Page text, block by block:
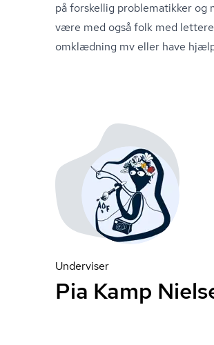
på forskellig problematikker og
være med også folk med
omklædning mv eller have
Underviser
Pia Kamp